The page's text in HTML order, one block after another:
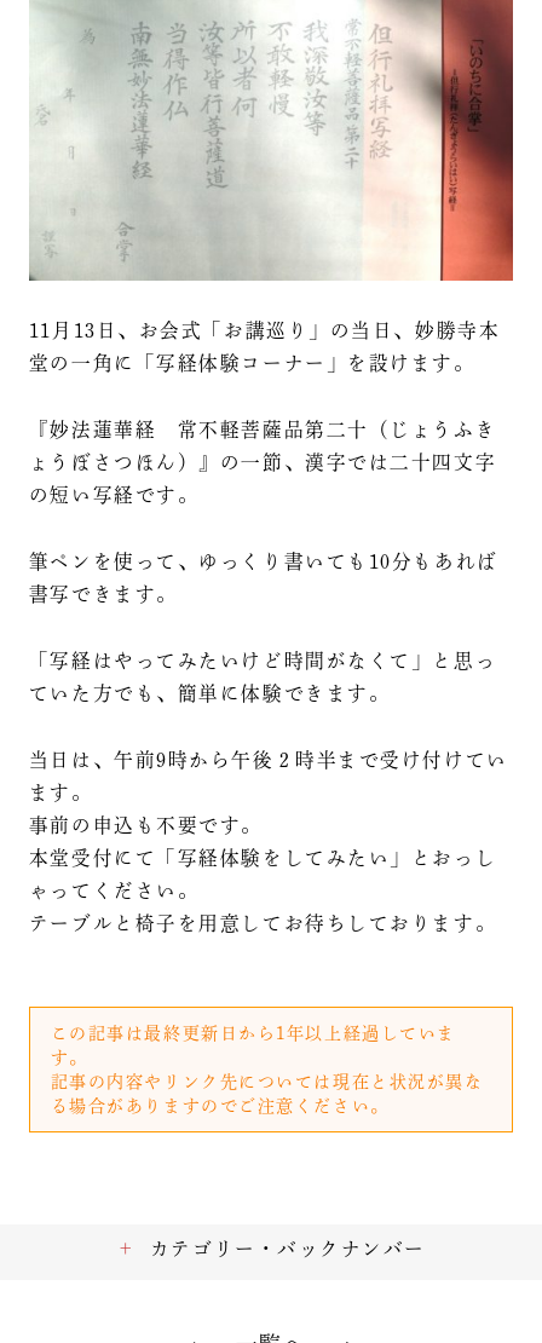
11月13日、お会式「お講巡り」の当日、妙勝寺本
堂の一角に「写経体験コーナー」を設けます。
『妙法蓮華経 常不軽菩薩品第二十（じょうふき
ょうぼさつほん）』の一節、漢字では二十四文字
の短い写経です。
筆ペンを使って、ゆっくり書いても10分もあれば
書写できます。
「写経はやってみたいけど時間がなくて」と思っ
ていた方でも、簡単に体験できます。
当日は、午前9時から午後２時半まで受け付けてい
ます。
事前の申込も不要です。
本堂受付にて「写経体験をしてみたい」とおっし
ゃってください。
テーブルと椅子を用意してお待ちしております。
この記事は最終更新日から1年以上経過していま
す。
記事の内容やリンク先については現在と状況が異な
る場合がありますのでご注意ください。
カテゴリー・バックナンバー